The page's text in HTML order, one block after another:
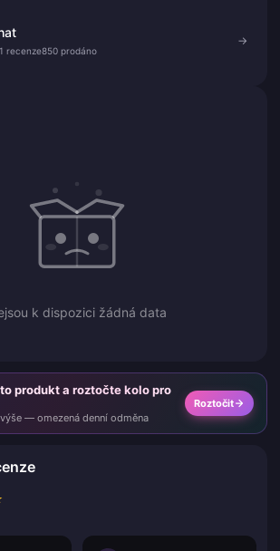
recenze850 prodáno
→
k dispozici žádná data
produkt a roztočte kolo pro
Kupóny až do výše — omezená denní odměna
Roztočit